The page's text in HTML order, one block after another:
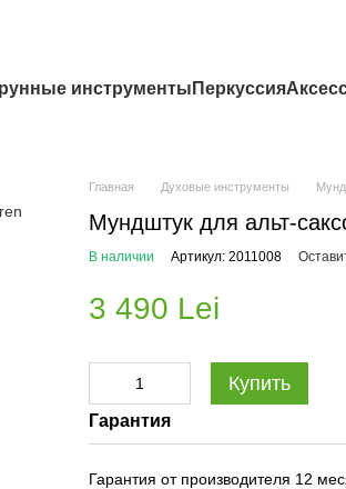
инструменты Перкуссия
Главная Духовые инструменты
Мундштук для альт-
В наличии Артикул: 2011008
3 490 Lei
Купить
Гарантия
Гарантия от производителя 12